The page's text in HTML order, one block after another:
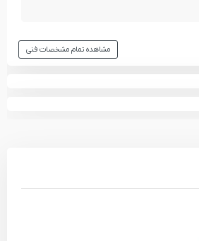
مشاهده تمام مشخصات فنی